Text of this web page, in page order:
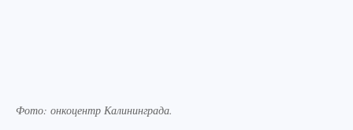
Фото: онкоцентр Калининграда.